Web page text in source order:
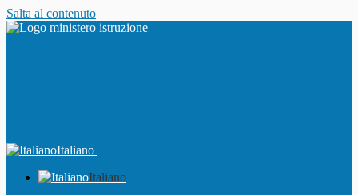
Salta al contenuto
Italiano
Italiano